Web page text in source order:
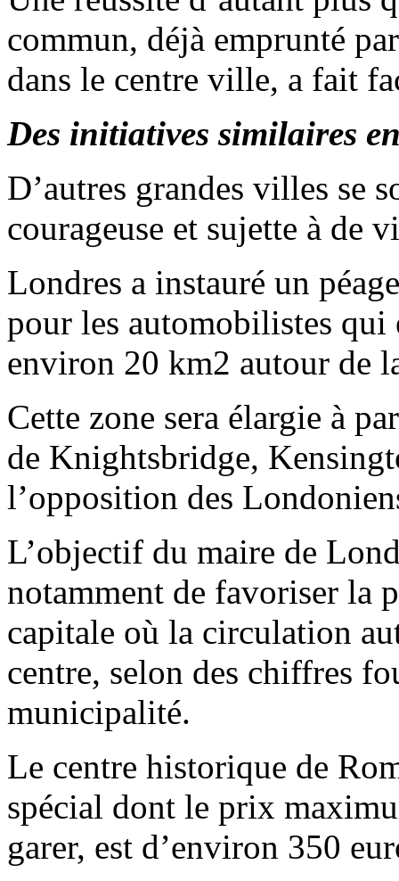
commun, déjà emprunté
dans le centre ville, a fait
Des initiatives similaires
D’autres grandes villes se
courageuse et sujette à de
Londres a instauré un
pour les automobilistes
environ 20 km2 autour de
Cette zone sera élargie à
de Knightsbridge,
l’opposition des
L’objectif du maire de
notamment de favoriser la
capitale où la circulation
centre, selon des chiffres
municipalité.
Le centre historique de
spécial dont le prix
garer, est d’environ 350